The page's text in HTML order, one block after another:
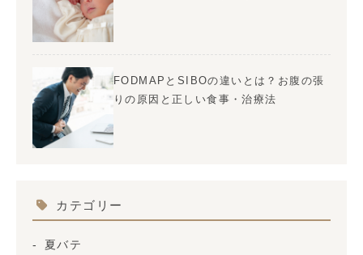
FODMAPとSIBOの違いとは？お腹の張
りの原因と正しい食事・治療法
カテゴリー
夏バテ